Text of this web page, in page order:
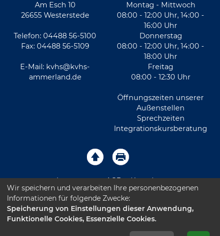
Am Esch 10
26655 Westerstede
Telefon: 04488 56-5100
Fax: 04488 56-5109
E-Mail: kvhs@kvhs-
ammerland.de
Montag - Mittwoch
08:00 - 12:00 Uhr, 14:00 -
16:00 Uhr
Donnerstag
08:00 - 12:00 Uhr, 14:00 -
18:00 Uhr
Freitag
08:00 - 12:30 Uhr
Öffnungszeiten unserer
Außenstellen
Sprechzeiten
Integrationskursberatung
Impressum AGB Kontakt
Sitemap Datenschutz Leichte Sprache
Barrierefreiheitserklärung
Wir speichern und verarbeiten Ihre personenbezogenen
Informationen für folgende Zwecke:
Speicherung von Einstellungen dieser Anwendung,
Funktionelle Cookies, Essenzielle Cookies.